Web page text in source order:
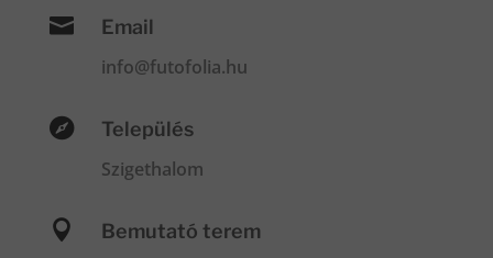
 Email
info@futofolia.hu
 Település
Szigethalom
 Bemutató terem